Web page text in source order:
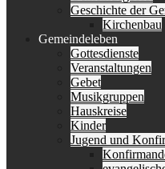
Geschichte der
Kirchenbau
Gemeindeleben
Gottesdienste
Veranstaltungen
Gebet
Musikgruppen
Hauskreise
Kinder
Jugend und